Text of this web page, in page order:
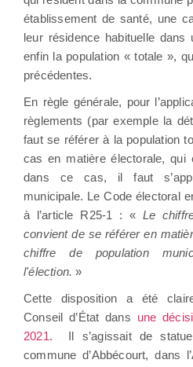
établissement de santé, une
leur résidence habituelle
enfin la population « totale »,
précédentes.
En règle générale, pour
règlements (par exemple la
faut se référer à la population
cas en matière électorale, qui
dans ce cas, il faut
municipale. Le Code électoral
à l’article R25-1 : « Le
convient de se référer en
chiffre de population
l'élection. »
Cette disposition a été
Conseil d’État dans une
2021. Il s’agissait de
commune d’Abbécourt, dans